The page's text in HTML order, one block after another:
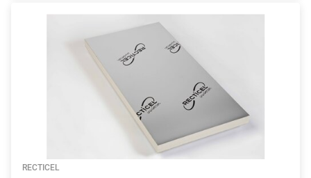
RECTICEL